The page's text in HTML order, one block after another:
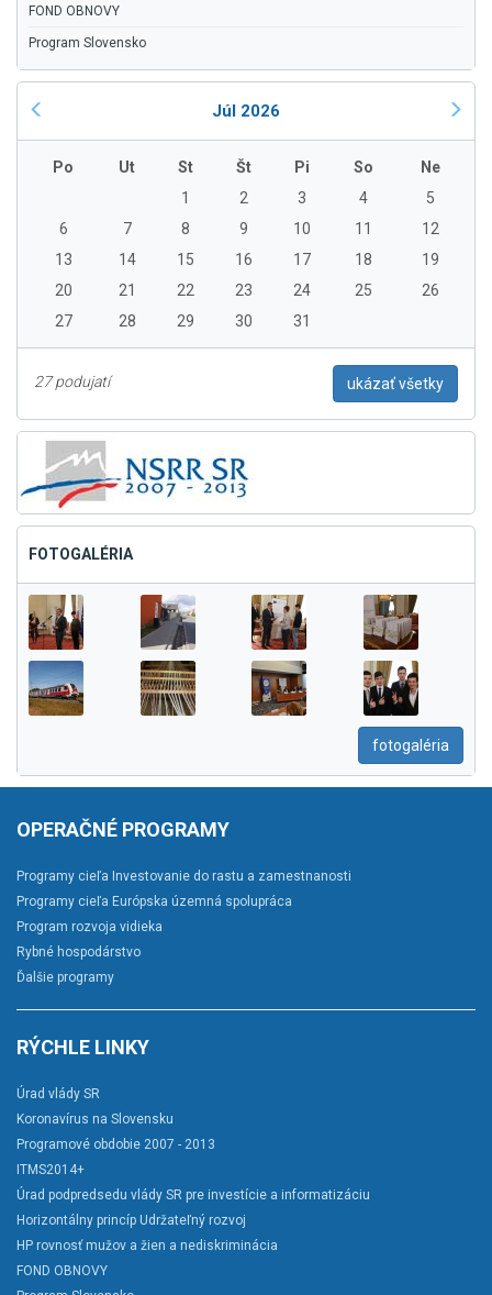
FOND OBNOVY
Program Slovensko
Júl 2026
Po Ut St Št Pi So
Ne
1
2 3 4
5
6
7 8 9 10 11
12
13
14 15 16 17 18
19
20
21 22 23 24 25
26
27
28 29 30 31
27 podujatí ukázať všetky
FOTOGALÉRIA
fotogaléria
OPERAČNÉ PROGRAMY
Programy cieľa Investovanie do rastu a zamestnanosti
Programy cieľa Európska územná spolupráca
Program rozvoja vidieka
Rybné hospodárstvo
Ďalšie programy
RÝCHLE LINKY
Úrad vlády SR
Koronavírus na Slovensku
Programové obdobie 2007 - 2013
ITMS2014+
Úrad podpredsedu vlády SR pre investície a informatizáciu
Horizontálny princíp Udržateľný rozvoj
HP rovnosť mužov a žien a nediskriminácia
FOND OBNOVY